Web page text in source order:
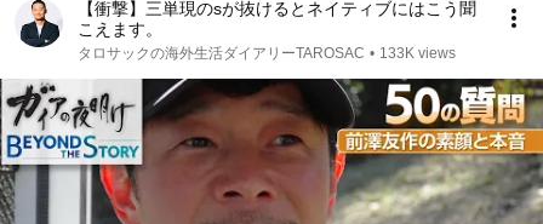
【衝撃】三単現のsが抜けるとネイティブにはこう聞
こえます。
タロサックの海外生活ダイアリーTAROSAC • 133K views